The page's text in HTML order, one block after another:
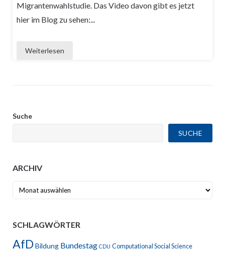
Migrantenwahlstudie. Das Video davon gibt es jetzt
hier im Blog zu sehen:...
Weiterlesen
Suche
SUCHE
ARCHIV
Archiv
SCHLAGWÖRTER
AfDBildung Bundestag CDU Computational Social Science